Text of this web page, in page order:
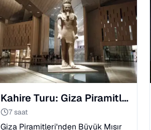
Kahire Turu: Giza Piramitleri ve Büyük Mısır Müzesi
7 saat
Giza Piramitleri'nden Büyük Mısır